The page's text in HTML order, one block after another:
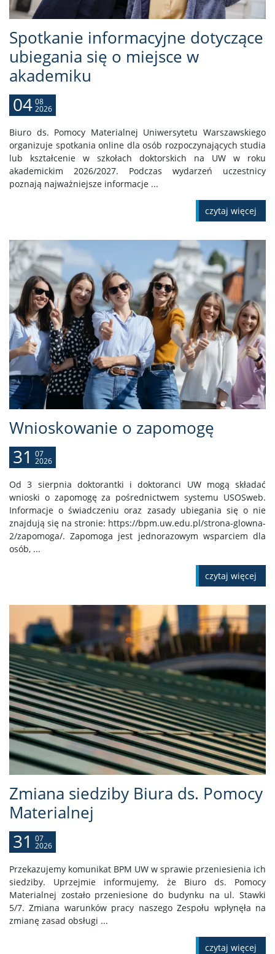
Spotkanie informacyjne dotyczące
ubiegania się o miejsce w
akademiku
04 08
2026
Biuro ds. Pomocy Materialnej Uniwersytetu Warszawskiego
organizuje spotkania online dla osób rozpoczynających studia
lub kształcenie w szkołach doktorskich na UW w roku
akademickim 2026/2027. Podczas wydarzeń uczestnicy
poznają najważniejsze informacje ...
czytaj więcej
Wnioskowanie o zapomogę
31 07
2026
Od 3 sierpnia doktorantki i doktoranci UW mogą składać
wnioski o zapomogę za pośrednictwem systemu USOSweb.
Informacje o świadczeniu oraz zasady ubiegania się o nie
znajdują się na stronie: https://bpm.uw.edu.pl/strona-glowna-
2/zapomoga/. Zapomoga jest jednorazowym wsparciem dla
osób, ...
czytaj więcej
Zmiana siedziby Biura ds. Pomocy
Materialnej
31 07
2026
Przekazujemy komunikat BPM UW w sprawie przeniesienia ich
siedziby. Uprzejmie informujemy, że Biuro ds. Pomocy
Materialnej zostało przeniesione do budynku na ul. Stawki
5/7. Zmiana warunków pracy naszego Zespołu wpłynęła na
zmianę zasad obsługi ...
czytaj więcej